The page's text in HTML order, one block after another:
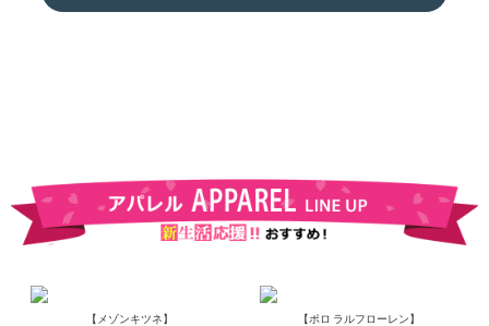
【メゾンキツネ】
【ポロ ラルフローレン】